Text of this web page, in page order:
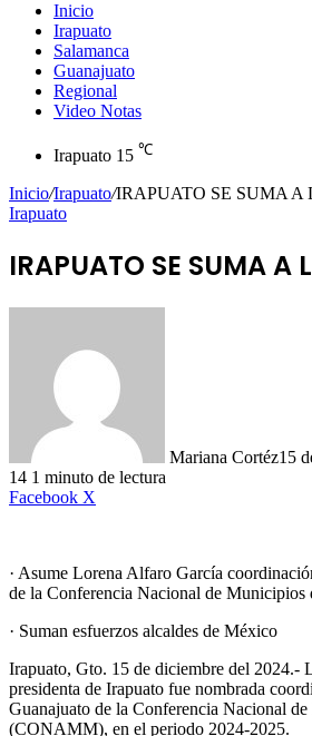
Inicio
Irapuato
Salamanca
Guanajuato
Regional
Video Notas
Irapuato 15 ℃
Inicio/Irapuato/IRAPUATO SE SUMA
Irapuato
IRAPUATO SE SUMA A
Mariana Cortéz15
14 1 minuto de lectura
Facebook X
· Asume Lorena Alfaro García
de la Conferencia Nacional de Municipios
· Suman esfuerzos alcaldes de México
Irapuato, Gto. 15 de diciembre del 2024.-
presidenta de Irapuato fue nombrada
Guanajuato de la Conferencia Nacional
(CONAMM), en el periodo 2024-2025.